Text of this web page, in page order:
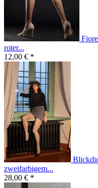
roter...
12,00 € *
zweifarbigem...
28,00 € *